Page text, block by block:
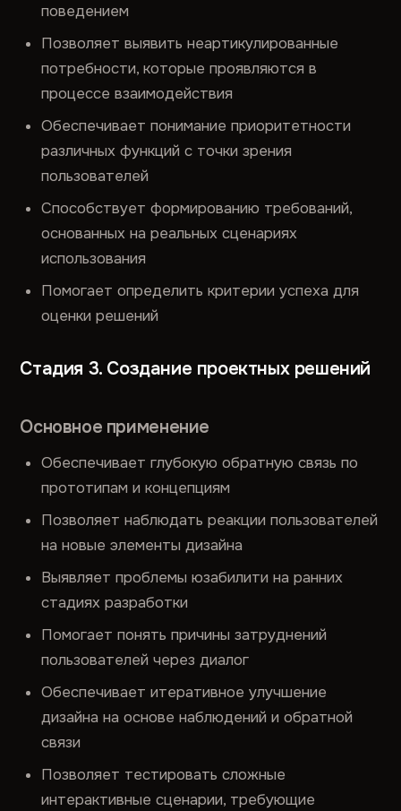
поведением
Позволяет выявить неартикулированные
потребности, которые проявляются в
процессе взаимодействия
Обеспечивает понимание приоритетности
различных функций с точки зрения
пользователей
Способствует формированию требований,
основанных на реальных сценариях
использования
Помогает определить критерии успеха для
оценки решений
Стадия 3. Создание проектных решений
Основное применение
Обеспечивает глубокую обратную связь по
прототипам и концепциям
Позволяет наблюдать реакции пользователей
на новые элементы дизайна
Выявляет проблемы юзабилити на ранних
стадиях разработки
Помогает понять причины затруднений
пользователей через диалог
Обеспечивает итеративное улучшение
дизайна на основе наблюдений и обратной
связи
Позволяет тестировать сложные
интерактивные сценарии, требующие